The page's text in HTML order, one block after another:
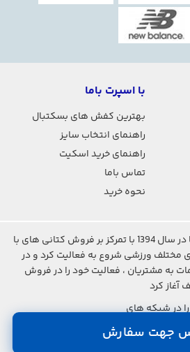
جهت سفارش
با اسپرت باما
بهترین کفش های بسکتبال
راهنمای انتخاب سایز
راهنمای خرید اسکیت
تماس باما
نحوه خرید
فروشگاه اینترنتی اسپرت باما در سال 1394 با تمرکز بر فروش کتانی های با
ورزشی شروع به فعالیت کرد و در
خدمات به مشتریان ، فعالیت خود را در فروش
آغاز کرد
در شبکه های
دنبال کنید